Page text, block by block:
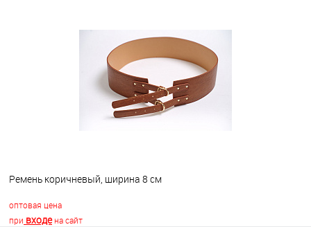
В наличии
Ремень коричневый, ширина 8 см
оптовая цена
при входена сайт